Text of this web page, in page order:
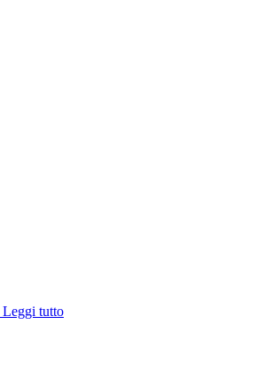
Leggi tutto